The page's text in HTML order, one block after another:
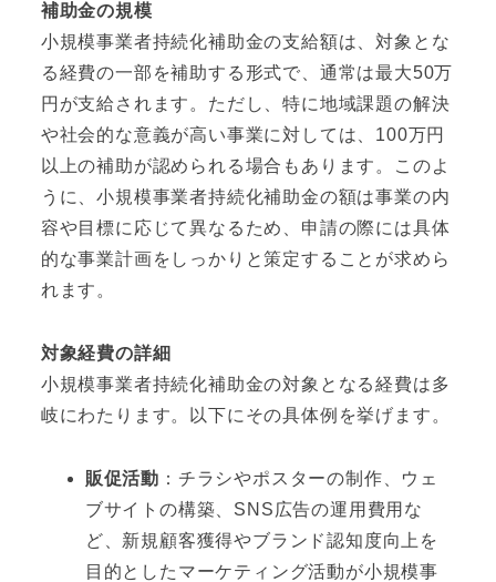
補助金の規模
小規模事業者持続化補助金の支給額は、対象とな
る経費の一部を補助する形式で、通常は最大50万
円が支給されます。ただし、特に地域課題の解決
や社会的な意義が高い事業に対しては、100万円
以上の補助が認められる場合もあります。このよ
うに、小規模事業者持続化補助金の額は事業の内
容や目標に応じて異なるため、申請の際には具体
的な事業計画をしっかりと策定することが求めら
れます。
対象経費の詳細
小規模事業者持続化補助金の対象となる経費は多
岐にわたります。以下にその具体例を挙げます。
販促活動 ：チラシやポスターの制作、ウェ
ブサイトの構築、SNS広告の運用費用な
ど、新規顧客獲得やブランド認知度向上を
目的としたマーケティング活動が小規模事